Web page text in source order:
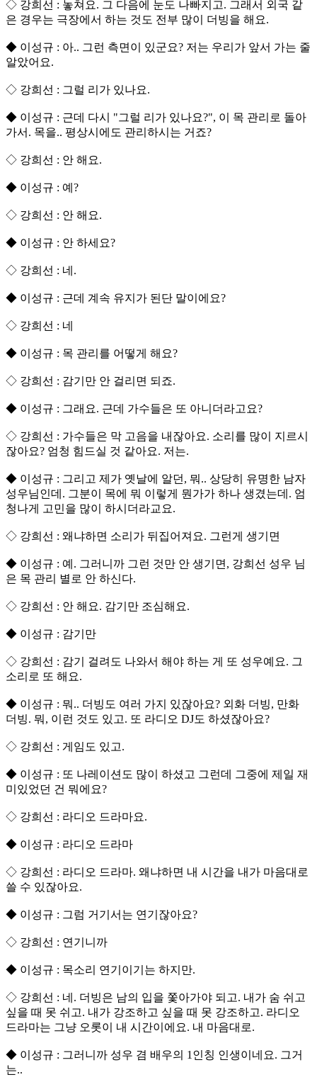
◇ 강희선 : 놓쳐요. 그 다음에 눈도 나빠지고. 그래서 외국 같
은 경우는 극장에서 하는 것도 전부 많이 더빙을 해요.
◆ 이성규 : 아.. 그런 측면이 있군요? 저는 우리가 앞서 가는 줄
알았어요.
◇ 강희선 : 그럴 리가 있나요.
◆ 이성규 : 근데 다시 "그럴 리가 있나요?", 이 목 관리로 돌아
가서. 목을.. 평상시에도 관리하시는 거죠?
◇ 강희선 : 안 해요.
◆ 이성규 : 예?
◇ 강희선 : 안 해요.
◆ 이성규 : 안 하세요?
◇ 강희선 : 네.
◆ 이성규 : 근데 계속 유지가 된단 말이에요?
◇ 강희선 : 네
◆ 이성규 : 목 관리를 어떻게 해요?
◇ 강희선 : 감기만 안 걸리면 되죠.
◆ 이성규 : 그래요. 근데 가수들은 또 아니더라고요?
◇ 강희선 : 가수들은 막 고음을 내잖아요. 소리를 많이 지르시
잖아요? 엄청 힘드실 것 같아요. 저는.
◆ 이성규 : 그리고 제가 옛날에 알던, 뭐.. 상당히 유명한 남자
성우님인데. 그분이 목에 뭐 이렇게 뭔가가 하나 생겼는데. 엄
청나게 고민을 많이 하시더라교요.
◇ 강희선 : 왜냐하면 소리가 뒤집어져요. 그런게 생기면
◆ 이성규 : 예. 그러니까 그런 것만 안 생기면, 강희선 성우 님
은 목 관리 별로 안 하신다.
◇ 강희선 : 안 해요. 감기만 조심해요.
◆ 이성규 : 감기만
◇ 강희선 : 감기 걸려도 나와서 해야 하는 게 또 성우예요. 그
소리로 또 해요.
◆ 이성규 : 뭐.. 더빙도 여러 가지 있잖아요? 외화 더빙, 만화
더빙. 뭐, 이런 것도 있고. 또 라디오 DJ도 하셨잖아요?
◇ 강희선 : 게임도 있고.
◆ 이성규 : 또 나레이션도 많이 하셨고 그런데 그중에 제일 재
미있었던 건 뭐에요?
◇ 강희선 : 라디오 드라마요.
◆ 이성규 : 라디오 드라마
◇ 강희선 : 라디오 드라마. 왜냐하면 내 시간을 내가 마음대로
쓸 수 있잖아요.
◆ 이성규 : 그럼 거기서는 연기잖아요?
◇ 강희선 : 연기니까
◆ 이성규 : 목소리 연기이기는 하지만.
◇ 강희선 : 네. 더빙은 남의 입을 쫓아가야 되고. 내가 숨 쉬고
싶을 때 못 쉬고. 내가 강조하고 싶을 때 못 강조하고. 라디오
드라마는 그냥 오롯이 내 시간이에요. 내 마음대로.
◆ 이성규 : 그러니까 성우 겸 배우의 1인칭 인생이네요. 그거
는..